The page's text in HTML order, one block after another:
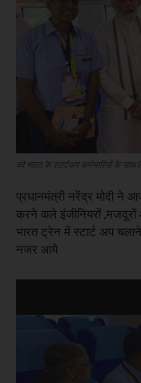
वंदे भारत के स्टार्टअप कर्मचारियों के
प्रधानमंत्री नरेंद्र मोदी ने
करने वाले इंजीनियरों ,मजदूरों
भारत ट्रेन में स्टार्ट अप
नजर आये